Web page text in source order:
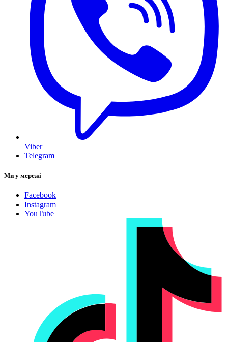
Viber
Telegram
Ми у мережі
Facebook
Instagram
YouTube